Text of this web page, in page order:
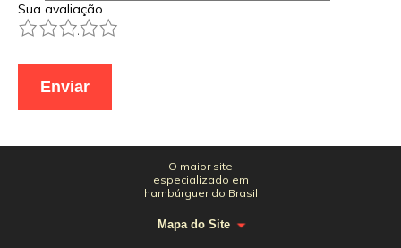
Sua avaliação
5
4
3
2
O maior site
especializado em
hambúrguer do Brasil
Mapa do Site